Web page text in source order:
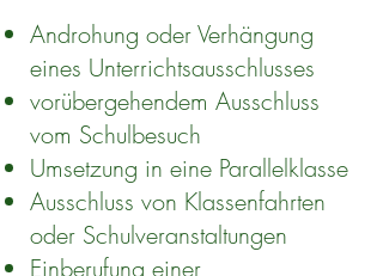
Androhung oder Verhängung
eines Unterrichtsausschlusses
vorübergehendem Ausschluss
vom Schulbesuch
Umsetzung in eine Parallelklasse
Ausschluss von Klassenfahrten
oder Schulveranstaltungen
Einberufung einer